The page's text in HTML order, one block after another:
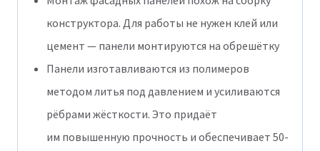
конструктора. Для работы не нужен клей или
цемент — панели монтируются на обрешётку
Панели изготавливаются из полимеров
методом литья под давлением и усиливаются
рёбрами жёсткости. Это придаёт
им повышенную прочность и обеспечивает 50-